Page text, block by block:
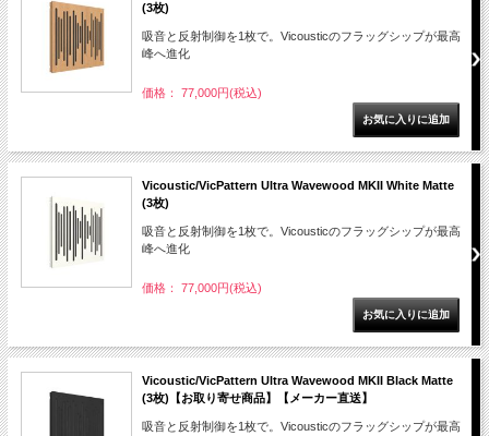
(3枚)
吸音と反射制御を1枚で。Vicousticのフラッグシップが最高
峰へ進化
価格： 77,000円(税込)
Vicoustic/VicPattern Ultra Wavewood MKII White Matte
(3枚)
吸音と反射制御を1枚で。Vicousticのフラッグシップが最高
峰へ進化
価格： 77,000円(税込)
Vicoustic/VicPattern Ultra Wavewood MKII Black Matte
(3枚)【お取り寄せ商品】【メーカー直送】
吸音と反射制御を1枚で。Vicousticのフラッグシップが最高